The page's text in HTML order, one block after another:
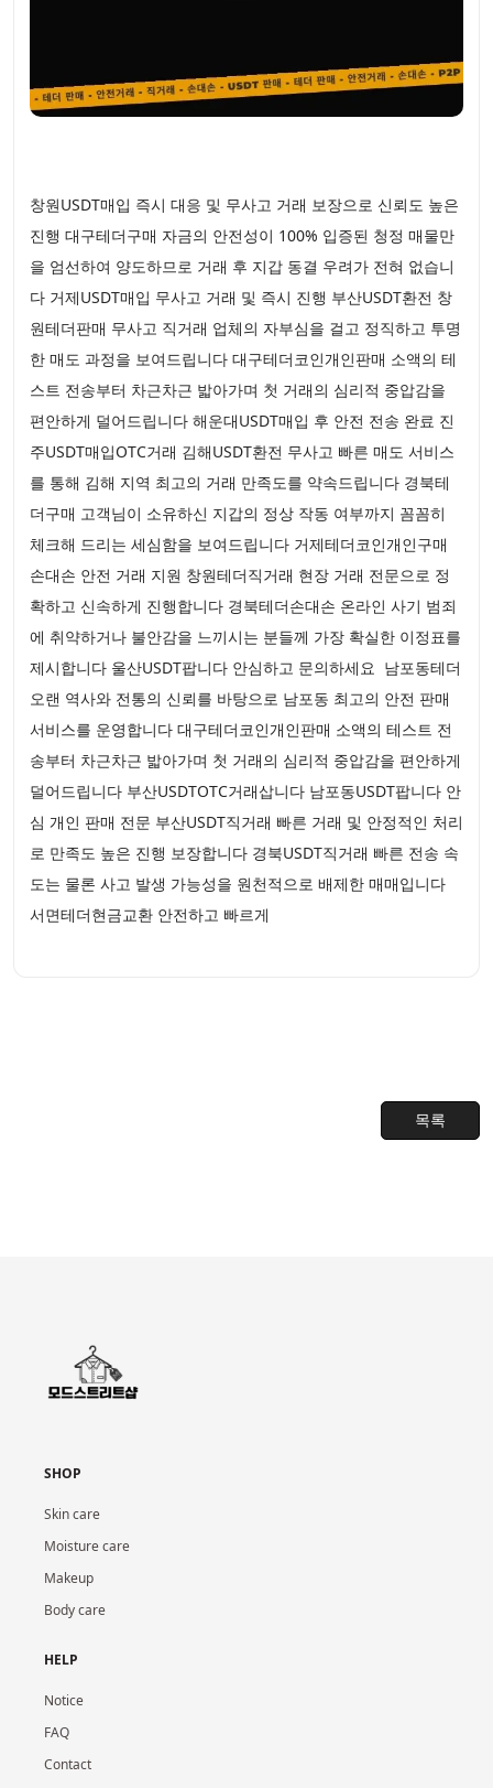
창원USDT매입 즉시 대응 및 무사고 거래 보장으로 신뢰도 높은
진행 대구테더구매 자금의 안전성이 100% 입증된 청정 매물만
을 엄선하여 양도하므로 거래 후 지갑 동결 우려가 전혀 없습니
다 거제USDT매입 무사고 거래 및 즉시 진행 부산USDT환전 창
원테더판매 무사고 직거래 업체의 자부심을 걸고 정직하고 투명
한 매도 과정을 보여드립니다 대구테더코인개인판매 소액의 테
스트 전송부터 차근차근 밟아가며 첫 거래의 심리적 중압감을
편안하게 덜어드립니다 해운대USDT매입 후 안전 전송 완료 진
주USDT매입OTC거래 김해USDT환전 무사고 빠른 매도 서비스
를 통해 김해 지역 최고의 거래 만족도를 약속드립니다 경북테
더구매 고객님이 소유하신 지갑의 정상 작동 여부까지 꼼꼼히
체크해 드리는 세심함을 보여드립니다 거제테더코인개인구매
손대손 안전 거래 지원 창원테더직거래 현장 거래 전문으로 정
확하고 신속하게 진행합니다 경북테더손대손 온라인 사기 범죄
에 취약하거나 불안감을 느끼시는 분들께 가장 확실한 이정표를
제시합니다 울산USDT팝니다 안심하고 문의하세요 남포동테더
오랜 역사와 전통의 신뢰를 바탕으로 남포동 최고의 안전 판매
서비스를 운영합니다 대구테더코인개인판매 소액의 테스트 전
송부터 차근차근 밟아가며 첫 거래의 심리적 중압감을 편안하게
덜어드립니다 부산USDTOTC거래삽니다 남포동USDT팝니다 안
심 개인 판매 전문 부산USDT직거래 빠른 거래 및 안정적인 처리
로 만족도 높은 진행 보장합니다 경북USDT직거래 빠른 전송 속
도는 물론 사고 발생 가능성을 원천적으로 배제한 매매입니다
서면테더현금교환 안전하고 빠르게
목록
SHOP
Skin care
Moisture care
Makeup
Body care
HELP
Notice
FAQ
Contact